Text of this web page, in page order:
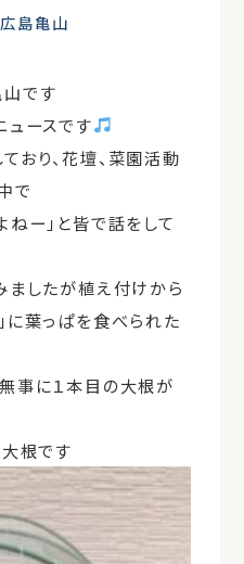
島亀山
です
ュースです
おり、花壇、菜園活動
で
ねー」と皆で話をして
ましたが植え付けから
に葉っぱを食べられた
事に１本目の大根が
大根です